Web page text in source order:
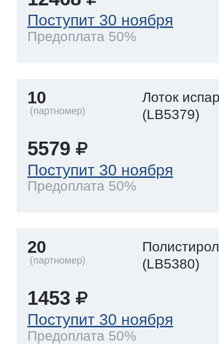
Поступит 30 ноября
Предоплата 50%
10
Лоток
(LB5379)
5579
Поступит 30 ноября
Предоплата 50%
20
Полистирол
(LB5380)
1453
Поступит 30 ноября
Предоплата 50%